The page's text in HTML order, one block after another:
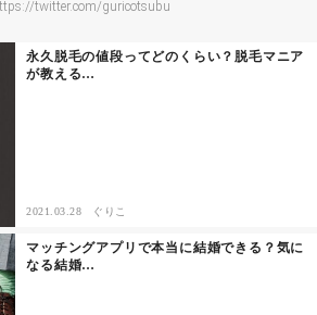
twitter.com/guricotsubu
永久脱毛の値段ってどのくらい？脱毛マニア
が教える…
2021.03.28 ぐりこ
マッチングアプリで本当に結婚できる？気に
なる結婚…